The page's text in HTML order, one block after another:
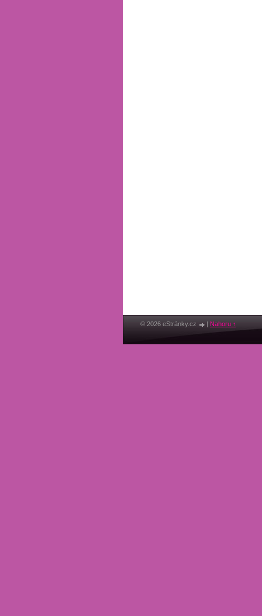
© 2026 eStránky.cz | Nahoru ↑